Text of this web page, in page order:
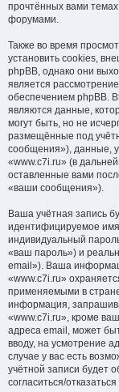
прочтённых вами
форумами.
Также во время
установить cookies,
phpBB, однако они
является
обеспечением phpBB.
являются данные,
могут быть, но не
размещённые под
сообщения»), данные,
«www.c7i.ru» (в
оставленные вами
«ваши сообщения»).
Ваша учётная запись
идентифицируемое
индивидуальный
«ваш пароль») и
email»). Ваша
«www.c7i.ru»
применяемыми в
информация,
«www.c7i.ru», кроме
адреса email, может
вводу, на усмотрение
случае у вас есть
учётной записи будет
согласиться/